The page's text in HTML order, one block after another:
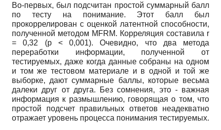
Во-первых, был подсчитан простой суммарный балл
по тесту на понимание. Этот балл был
прокоррелирован с оценкой латентной способности,
полученной методом MFRM. Корреляция составила r
= 0,32 (р < 0,001). Очевидно, что два метода
переработки информации, полученной от
тестируемых, даже когда данные собраны на одном
и том же тестовом материале и в одной и той же
выборке, дают суммарные баллы, которые весьма
далеки друг от друга. Без сомнения, это - важная
информация к размышлению, говорящая о том, что
простой подсчет правильных ответов неадекватно
отражает уровень процесса понимания тестируемых.